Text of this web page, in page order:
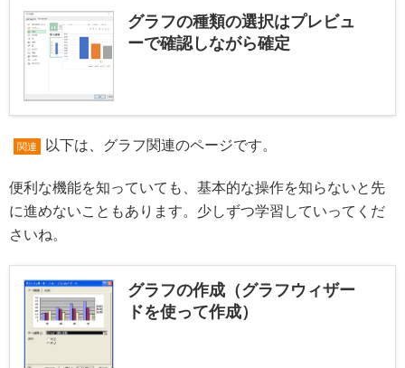
グラフの種類の選択はプレビュ
ーで確認しながら確定
関連 以下は、グラフ関連のページです。
便利な機能を知っていても、基本的な操作を知らないと先
に進めないこともあります。少しずつ学習していってくだ
さいね。
グラフの作成（グラフウィザー
ドを使って作成）